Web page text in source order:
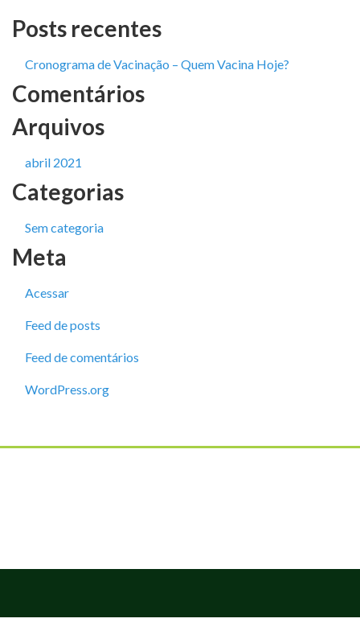
Posts recentes
Cronograma de Vacinação – Quem Vacina Hoje?
Comentários
Arquivos
abril 2021
Categorias
Sem categoria
Meta
Acessar
Feed de posts
Feed de comentários
WordPress.org